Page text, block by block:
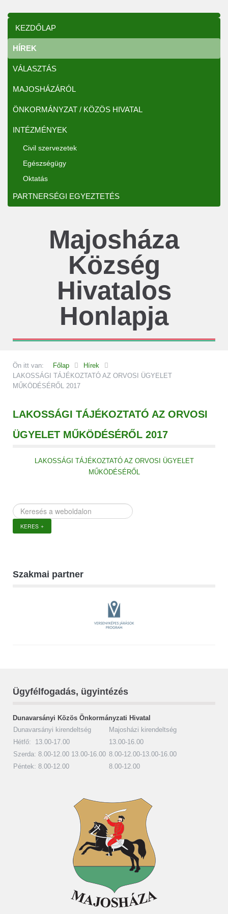
KEZDŐLAP
HÍREK
VÁLASZTÁS
MAJOSHÁZÁRÓL
ÖNKORMÁNYZAT / KÖZÖS HIVATAL
INTÉZMÉNYEK
Civil szervezetek
Egészségügy
Oktatás
PARTNERSÉGI EGYEZTETÉS
Majosháza
Község
Hivatalos
Honlapja
Ön itt van: Főlap
Hírek
LAKOSSÁGI TÁJÉKOZTATÓ AZ ORVOSI ÜGYELET
MŰKÖDÉSÉRŐL 2017
LAKOSSÁGI TÁJÉKOZTATÓ AZ ORVOSI
ÜGYELET MŰKÖDÉSÉRŐL 2017
LAKOSSÁGI TÁJÉKOZTATÓ AZ ORVOSI ÜGYELET
MŰKÖDÉSÉRŐL
Keresés
a
weboldalon
KERES
Szakmai partner
Ügyfélfogadás, ügyintézés
Dunavarsányi Közös Önkormányzati Hivatal
Dunavarsányi kirendeltség
Majosházi kirendeltség
Hétfő: 13.00-17.00
13.00-16.00
Szerda: 8.00-12.00 13.00-16.00 8.00-12.00-13.00-16.00
Péntek: 8.00-12.00
8.00-12.00